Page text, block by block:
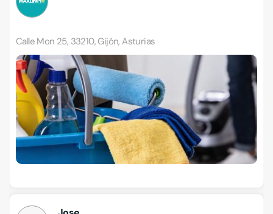
Calle Mon 25, 33210, Gijón, Asturias